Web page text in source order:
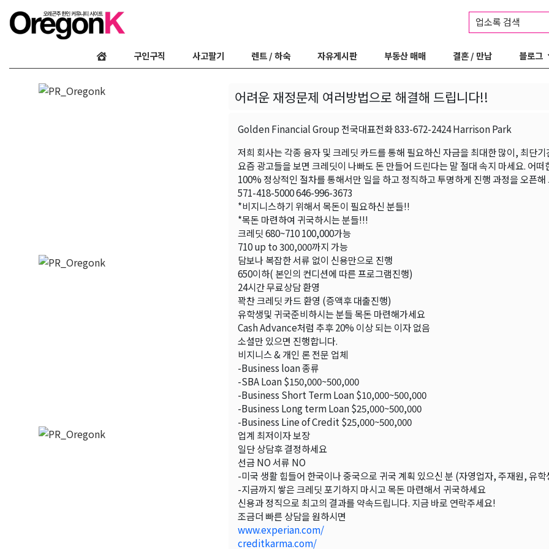
업소록 검색
구인구직 사고팔기 렌트 / 하숙 자유게시판 부동산 매매 결혼 / 만남 블로그
어려운 재정문제 여러방법으로 해결해 드립니다!!
Golden Financial Group 전국대표전화 833-672-2424 Harrison Park
저희 회사는 각종 융자 및 크레딧 카드를 통해 필요하신 자금을 최대한 많이, 최단
요즘 광고들을 보면 크레딧이 나빠도 돈 만들어 드린다는 말 절대 속지 마세요. 어
100% 정상적인 절차를 통해서만 일을 하고 정직하고 투명하게 진행 과정을 오픈
571-418-5000 646-996-3673
*비지니스하기 위해서 목돈이 필요하신 분들!!
*목돈 마련하여 귀국하시는 분들!!!
크레딧 680~710 100,000가능
710 up to 300,000까지 가능
담보나 복잡한 서류 없이 신용만으로 진행
650이하( 본인의 컨디션에 따른 프로그램진행)
24시간 무료상담 환영
꽉찬 크레딧 카드 환영 (증액후 대출진행)
유학생및 귀국준비하시는 분들 목돈 마련해가세요
Cash Advance처럼 추후 20% 이상 되는 이자 없음
소셜만 있으면 진행합니다.
비지니스 & 개인 론 전문 업체
-Business loan 종류
-SBA Loan $150,000~500,000
-Business Short Term Loan $10,000~500,000
-Business Long term Loan $25,000~500,000
-Business Line of Credit $25,000~500,000
업계 최저이자 보장
일단 상담후 결정하세요
선금 NO 서류 NO
-미국 생활 힘들어 한국이나 중국으로 귀국 계획 있으신 분 (자영업자, 주재원, 유학
-지금까지 쌓은 크레딧 포기하지 마시고 목돈 마련해서 귀국하세요
신용과 정직으로 최고의 결과를 약속드립니다. 지금 바로 연락주세요!
조금더 빠른 상담을 원하시면
www.experian.com/
creditkarma.com/